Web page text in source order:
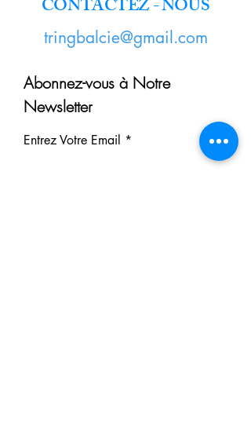
CONTACTEZ - NOUS
tringbalcie@gmail.com
Abonnez-vous à Notre
Newsletter
Entrez Votre Email